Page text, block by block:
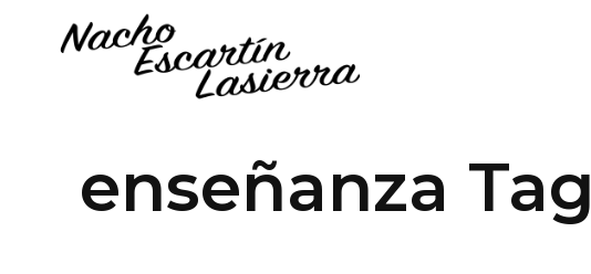
enseñanza Tag